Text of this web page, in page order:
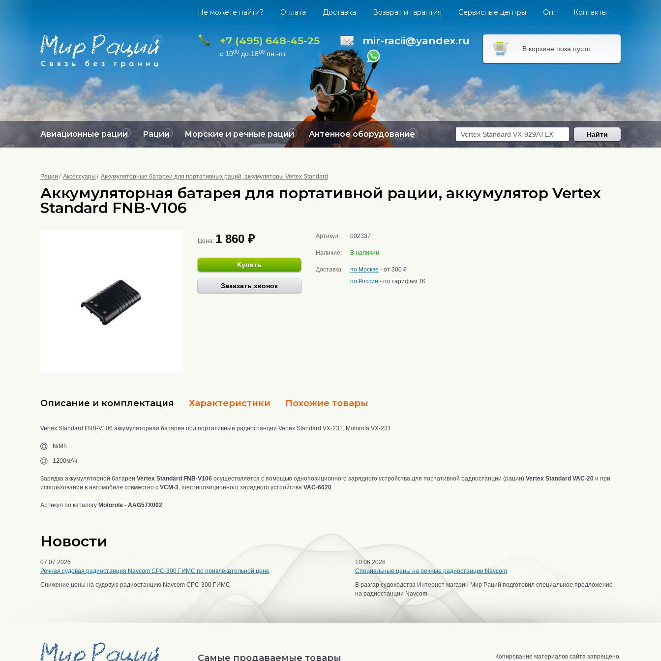
Не можете найти? Оплата Доставка Возврат и гарантия Сервисные центры Опт Контакты
+7 (495) 648-45-25
с 1000 до 1800 пн.-пт.
mir-racii@yandex.ru
В корзине пока пусто
Авиационные рации Рации Морские и речные рации Антенное оборудование Найти
Рации Аксессуары Аккумуляторные батареи для портативных раций, аккумуляторы Vertex Standard
Аккумуляторная батарея для портативной рации, аккумулятор Vertex
Standard FNB-V106
Цена: 1 860 ₽
Купить
Заказать звонок
Артикул: 002337
Наличие: В наличии
Доставка: по Москве - от 300 ₽
по России - по тарифам ТК
Описание и комплектация Характеристики Похожие товары
Vertex Standard FNB-V106 аккумуляторная батарея под портативные радиостанции Vertex Standard VX-231, Motorola VX-231
NiMh
1200мАч
Зарядка аккумуляторной батареи Vertex Standard FNB-V106 осуществляется с помощью однопозиционного зарядного устройства для портативной радиостанции (рации) Vertex Standard VAC-20 и при
использовании в автомобиле совместно с VCM-3, шестипозиционного зарядного устройства VAC-6020.
Артикул по каталогу Motorola - AAG57X002
Новости
07.07.2026
Речная судовая радиостанция Navcom CPC-300 ГИМС по привлекательной цене
Снижение цены на судовую радиостанцию Navcom CPC-300 ГИМС
10.06.2026
Специальные цены на речные радиостанции Navcom
В разгар судоходства Интернет магазин Мир Раций подготовил специальное предложение
на радиостанции Navcom
Самые продаваемые товары Копирование материалов сайта запрещено.